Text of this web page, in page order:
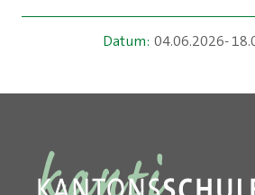
Datum: 04.06.2026-